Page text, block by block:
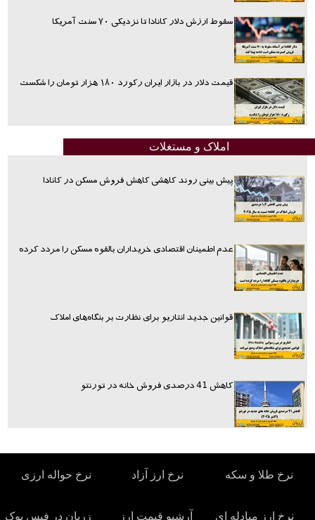
سقوط ارزش دلار کانادا تا نزدیکی ۷۰ سنت آمریکا
قیمت دلار در بازار ایران رکورد ۱۸۰ هزار تومان را شکست
املاک و مستغلات
پیش بینی روند کاهشی کاهش فروش مسکن در کانادا
عدم اطمینان اقتصادی خریداران بالقوه مسکن را مردد کرده
قوانین جدید انتاریو برای نظارت بر بنگاه‌های املاک
کاهش 41 درصدی فروش خانه در تورنتو
نرخ طلا و سکه نرخ ارز آزاد نرخ حواله ارزی
نرخ ارز مبادله ای آرشیو قیمت ارز زربان در فیس بوک